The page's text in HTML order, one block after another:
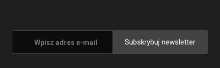
Subskrybuj newsletter